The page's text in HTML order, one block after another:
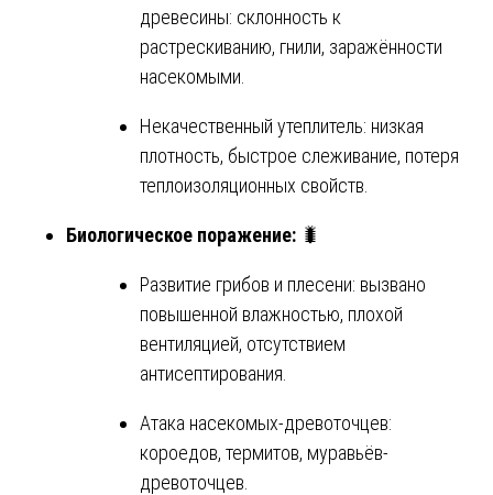
древесины: склонность к
растрескиванию, гнили, заражённости
насекомыми.
Некачественный утеплитель: низкая
плотность, быстрое слеживание, потеря
теплоизоляционных свойств.
Биологическое поражение: 🐛
Развитие грибов и плесени: вызвано
повышенной влажностью, плохой
вентиляцией, отсутствием
антисептирования.
Атака насекомых-древоточцев:
короедов, термитов, муравьёв-
древоточцев.